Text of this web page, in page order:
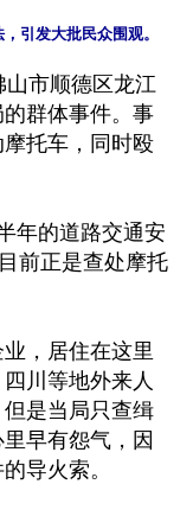
山市顺德区龙江
群体事件。事
托车，同时殴
年的道路交通安
前正是查处摩托
，居住在这里
川等地外来人
是当局只查缉
早有怨气，因
导火索。